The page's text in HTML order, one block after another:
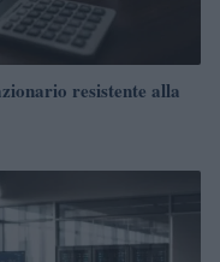
resistente alla